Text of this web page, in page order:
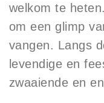
welkom te
om een glimp
vangen. Langs
levendige en
zwaaiende en